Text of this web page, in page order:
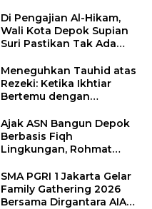
Teknologi
Di Pengajian Al-Hikam,
Wali Kota Depok Supian
Suri Pastikan Tak Ada
Meneguhkan Tauhid atas
Rezeki: Ketika Ikhtiar
Bertemu dengan
Ajak ASN Bangun Depok
Berbasis Fiqh
Lingkungan, Rohmat
Kurikulum untuk PAUD
hingga SMP
SMA PGRI 1 Jakarta Gelar
Family Gathering 2026
Bersama Dirgantara AIA